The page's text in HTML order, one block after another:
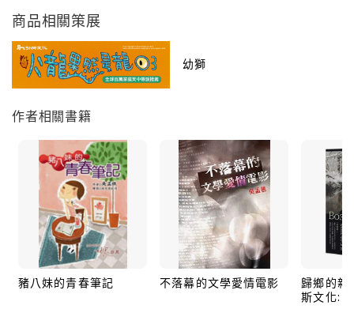
牠不是寵物狗，沒有狗罐頭，吃的食物是奶奶準備
的肉沫拌飯；不上動物美容院，是爺爺為牠親自梳
洗；當然也不會有狗玩具、狗項圈。多年過去了，
爺爺更老了，歡喜也將步入晚年。他們相依相伴，
爺爺奶奶。
以狗的觀點主述，一反人類的主觀點。不是可愛寵
物經，而是一個在挫折與矛盾裡，學習愛與責任的
故事。隨處可見人與狗的故事，但本書不是描述寵
物，歡喜非但不是寵物，牠被飼養的理由更不是為
了養寵物的風潮，而是歡喜與爺爺的因緣特殊，且
取自真實故事，他們的故事還在生活裡，平凡裡見
真情與溫暖，也見人世的滄桑與變化，但不變的是
真情與人狗相處的默契。這樣的關係絕非好玩的
商品相關策展
幼獅
作者相關書籍
豬八妹的青春筆記 不落幕的文學愛情電影
歸鄉的親
斯文化: